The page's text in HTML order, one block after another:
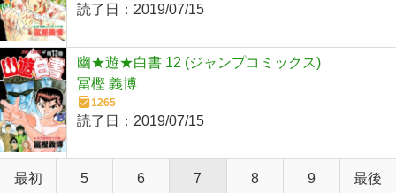
読了日： 2019/07/15
幽★遊★白書 12 (ジャンプコミックス)
冨樫 義博
1265
読了日： 2019/07/15
最初 5 6 7 8 9 最後